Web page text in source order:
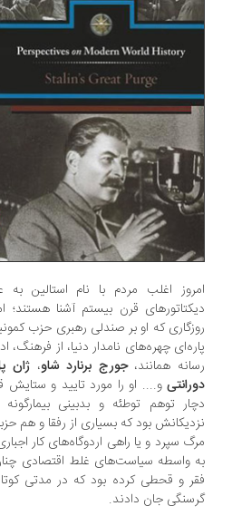
اغلب مردم با نام استالین به
قرن بیستم آشنا هستند؛ اما
که او بر صندلی رهبری حزب کمونیست
چهره‌های نامدار دنیا، از فرهنگ، ادب و
همانند،جورج برنارد شاو،ژان پل
و.... او را مورد تایید و ستایش قرار
توهم توطئه و بدبینی بیمارگونه
بود که بسیاری از رفقا و هم
سپرد و یا راهی اردوگاه‌های کار اجباری در
واسطه سیاست‌های غلط اقتصادی چنان
و قحطی کرده بود که در مدتی کوتاه
جان دادند.